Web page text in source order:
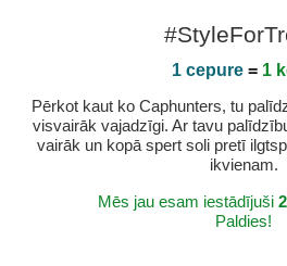
1 cepure= 1
Pērkot kaut ko Caphunters, tu
visvairāk vajadzīgi. Ar tavu
vairāk un kopā spert soli pretī
ikvienam.
Mēs jau esam iestādījuši
Paldies!